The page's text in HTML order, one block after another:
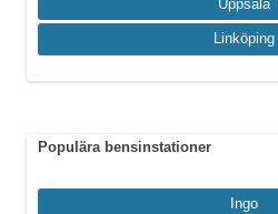
Uppsala
Linköping
Populära bensinstationer
Ingo